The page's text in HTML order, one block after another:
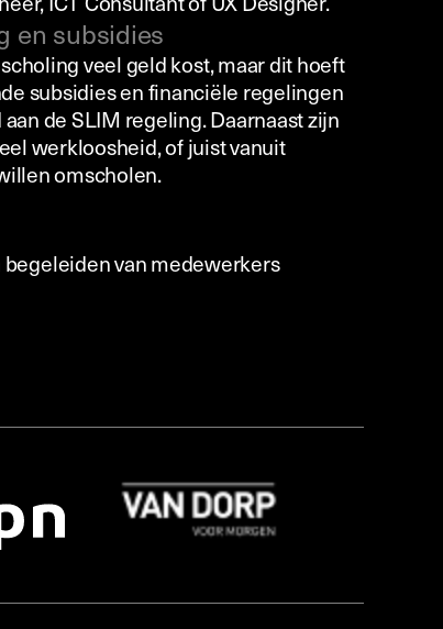
en subsidies
veel geld kost, maar dit hoeft
subsidies en financiële regelingen
de SLIM regeling. Daarnaast zijn
werkloosheid, of juist vanuit
omscholen.
van medewerkers